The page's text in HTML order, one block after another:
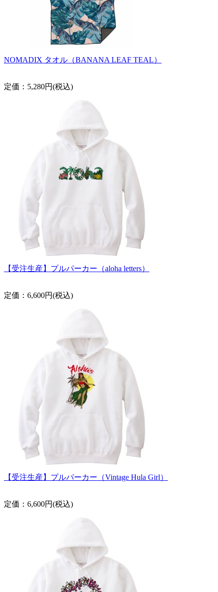
NOMADIX タオル（BANANA LEAF TEAL）
定価：5,280円(税込)
【受注生産】プルパーカー（aloha letters）
定価：6,600円(税込)
【受注生産】プルパーカー（Vintage Hula Girl）
定価：6,600円(税込)